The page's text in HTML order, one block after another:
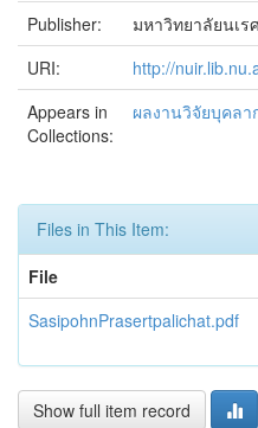
Publisher:
มหาวิทยาลัยนเร
URI:
http://
Appears in
Collections:
ผลงานวิจัยบุคลา
Files in This Item:
File
SasipohnPrasertpalichat.pdf
Show full item record